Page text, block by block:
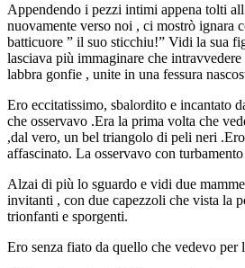
Appendendo i pezzi intimi appena tolti
nuovamente verso noi , ci mostrò ignara
batticuore ” il suo sticchiu!” Vidi la sua
lasciava più immaginare che
labbra gonfie , unite in una fessura
Ero eccitatissimo, sbalordito e incantato
che osservavo .Era la prima volta che
,dal vero, un bel triangolo di peli neri
affascinato. La osservavo con
Alzai di più lo sguardo e vidi due
invitanti , con due capezzoli che vista la
trionfanti e sporgenti.
Ero senza fiato da quello che vedevo per